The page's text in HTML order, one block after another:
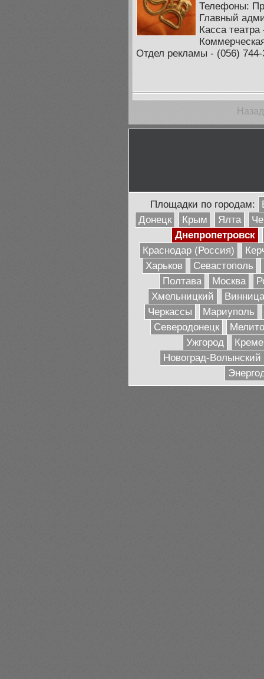
Телефоны:
Главный
Касса
Отдел рекламы - (056) 744-
Назад
Площадки по городам:
Донецк
Крым Ялта
Днепропетровск
Краснодар (Россия)
Харьков
Севастополь
Полтава
Москва
Хмельницкий
Винница
Черкассы
Мариуполь
Северодонецк
Ужгород
Новоград-Волынский